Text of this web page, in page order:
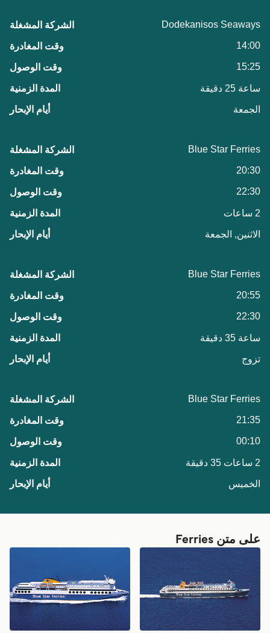
Dodekanisos Seaways
14:00
15:25
ساعة 25 دقيقة
الجمعة
Blue Star Ferries
20:30
22:30
2 ساعات
الاثنين, الجمعة
Blue Star Ferries
20:55
22:30
ساعة 35 دقيقة
تزوج
Blue Star Ferries
21:35
00:10
2 ساعات 35 دقيقة
الخميس
على متن Ferries